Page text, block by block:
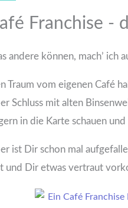
Franchise -
andere können, mach’ ich
Traum vom eigenen Café
Schluss mit alten
in die Karte schauen
ist Dir schon mal
und Dir etwas vertraut